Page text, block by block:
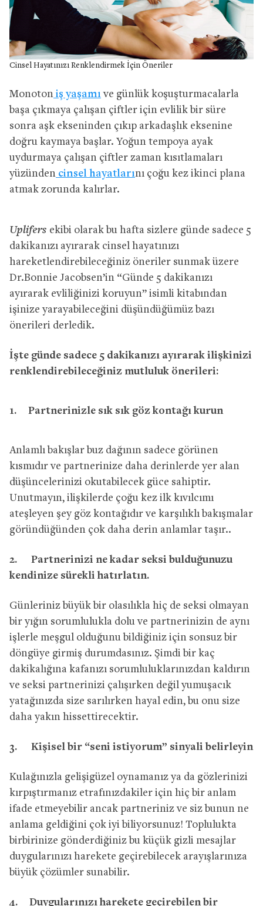
Cinsel Hayatınızı Renklendirmek İçin Öneriler
Monoton iş yaşamıve günlük koşuşturmacalarla
başa çıkmaya çalışan çiftler için evlilik bir süre
sonra aşk ekseninden çıkıp arkadaşlık eksenine
doğru kaymaya başlar. Yoğun tempoya ayak
uydurmaya çalışan çiftler zaman kısıtlamaları
yüzünden cinsel hayatlarını çoğu kez ikinci plana
atmak zorunda kalırlar.
Uplifers ekibi olarak bu hafta sizlere günde sadece 5
dakikanızı ayırarak cinsel hayatınızı
hareketlendirebileceğiniz öneriler sunmak üzere
Dr.Bonnie Jacobsen’in “Günde 5 dakikanızı
ayırarak evliliğinizi koruyun” isimli kitabından
işinize yarayabileceğini düşündüğümüz bazı
önerileri derledik.
İşte günde sadece 5 dakikanızı ayırarak ilişkinizi
renklendirebileceğiniz mutluluk önerileri:
1. Partnerinizle sık sık göz kontağı kurun
Anlamlı bakışlar buz dağının sadece görünen
kısmıdır ve partnerinize daha derinlerde yer alan
düşüncelerinizi okutabilecek güce sahiptir.
Unutmayın, ilişkilerde çoğu kez ilk kıvılcımı
ateşleyen şey göz kontağıdır ve karşılıklı bakışmalar
göründüğünden çok daha derin anlamlar taşır..
2. Partnerinizi ne kadar seksi bulduğunuzu
kendinize sürekli hatırlatın.
Günleriniz büyük bir olasılıkla hiç de seksi olmayan
bir yığın sorumlulukla dolu ve partnerinizin de aynı
işlerle meşgul olduğunu bildiğiniz için sonsuz bir
döngüye girmiş durumdasınız. Şimdi bir kaç
dakikalığına kafanızı sorumluluklarınızdan kaldırın
ve seksi partnerinizi çalışırken değil yumuşacık
yatağınızda size sarılırken hayal edin, bu onu size
daha yakın hissettirecektir.
3. Kişisel bir “seni istiyorum” sinyali belirleyin
Kulağınızla gelişigüzel oynamanız ya da gözlerinizi
kırpıştırmanız etrafınızdakiler için hiç bir anlam
ifade etmeyebilir ancak partneriniz ve siz bunun ne
anlama geldiğini çok iyi biliyorsunuz! Toplulukta
birbirinize gönderdiğiniz bu küçük gizli mesajlar
duygularınızı harekete geçirebilecek arayışlarınıza
büyük çözümler sunabilir.
4. Duygularınızı harekete geçirebilen bir